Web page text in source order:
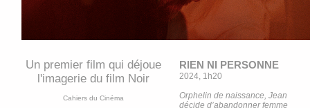
RIEN NI PERSONNE
2024, 1h20
Orphelin de naissance, Jean
décide d’abandonner femme
Un premier film qui déjoue
l'imagerie du film Noir
Cahiers du Cinéma